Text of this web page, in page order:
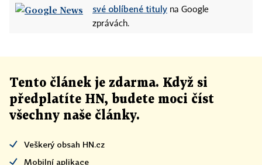
své oblíbené tituly na Google
zprávách.
Tento článek je zdarma. Když si
předplatíte HN, budete moci číst
všechny naše články.
Veškerý obsah HN.cz
Mobilní aplikace